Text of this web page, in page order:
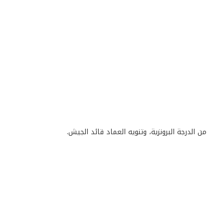
البرونزية، وتنويه العماد قائد الجيش.